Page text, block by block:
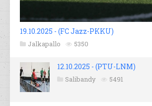
19.10.2025 - (FC Jazz-PKKU)
Jalkapallo 5350
12.10.2025 - (PTU-LNM)
Salibandy 5491